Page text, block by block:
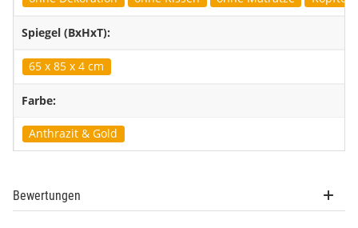
Spiegel (BxHxT):
65 x 85 x 4 cm
Farbe:
Anthrazit & Gold
Bewertungen